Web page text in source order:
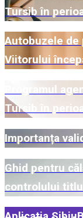
Tursib în
Autobuzele de
Viitorului
Programul
Tursib în
Importanța
Ghid pentru
controlului